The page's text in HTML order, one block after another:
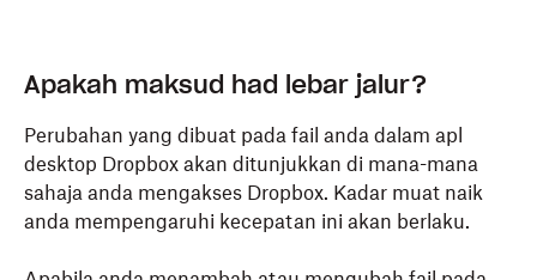
kanan atas skrin anda.
Klik avatar anda (gambar profil anda atau huruf
awal nama) di penjuru kiri bawah.
Klik Keutamaan.
Apakah maksud had lebar jalur?
Perubahan yang dibuat pada fail anda dalam apl
desktop Dropbox akan ditunjukkan di mana-mana
sahaja anda mengakses Dropbox. Kadar muat naik
anda mempengaruhi kecepatan ini akan berlaku.